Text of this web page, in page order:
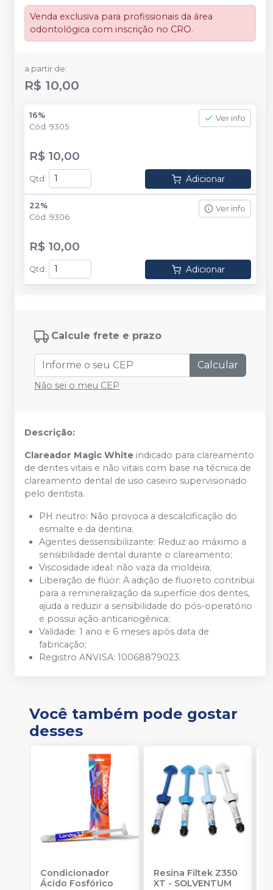
Venda exclusiva para profissionais da área
odontológica com inscrição no CRO.
a partir de:
R$ 10,00
16%
Cód. 9305
Ver info
R$ 10,00
Qtd : Adicionar
22%
Cód. 9306
Ver info
R$ 10,00
Qtd : Adicionar
Calcule frete e prazo
Calcular
Não sei o meu CEP
Descrição:
Clareador Magic White indicado para clareamento
de dentes vitais e não vitais com base na técnica de
clareamento dental de uso caseiro supervisionado
pelo dentista.
PH neutro: Não provoca a descalcificação do
esmalte e da dentina;
Agentes dessensibilizante: Reduz ao máximo a
sensibilidade dental durante o clareamento;
Viscosidade ideal: não vaza da moldeira;
Liberação de flúor: A adição de fluoreto contribui
para a remineralização da superfície dos dentes,
ajuda a reduzir a sensibilidade do pós-operatório
e possui ação anticariogênica;
Validade: 1 ano e 6 meses após data de
fabricação;
Registro ANVISA: 10068879023.
Você também pode gostar
desses
Condicionador
Ácido Fosfórico
Resina Filtek Z350
XT - SOLVENTUM